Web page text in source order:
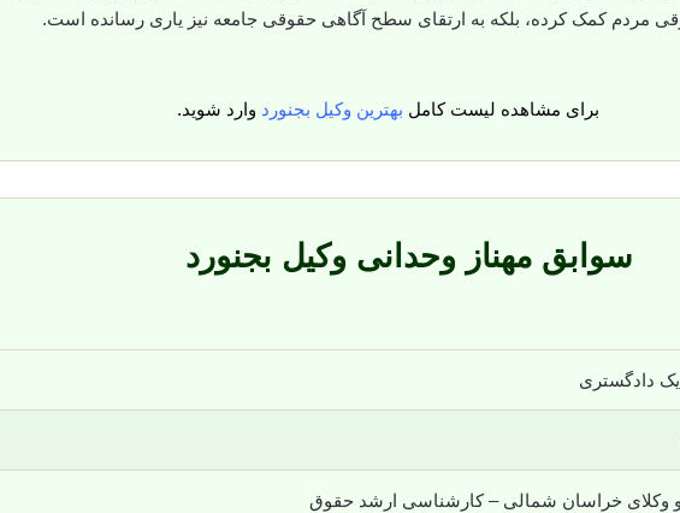
مردم کمک کرده، بلکه به ارتقای سطح آگاهی حقوقی جامعه نیز یاری رسانده است.
برای مشاهده لیست کامل بهترین وکیل بجنورد وارد شوید.
سوابق مهناز وحدانی وکیل بجنورد
یک دادگستری
وکلای خراسان شمالی – کارشناسی ارشد حقوق